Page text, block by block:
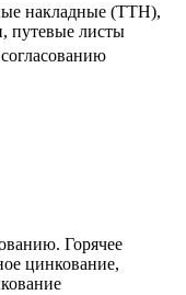
накладные (ТТН),
путевые листы
Горячее
цинкование,